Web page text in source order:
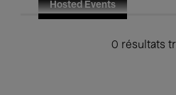
Hosted Events
0 résultats